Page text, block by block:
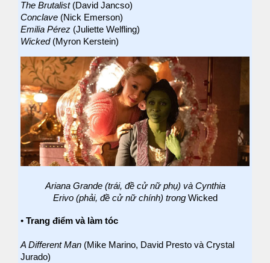
The Brutalist(David Jancso)
Conclave (Nick Emerson)
Emilia Pérez (Juliette Welfling)
Wicked(Myron Kerstein)
Ariana Grande (trái, đề cử nữ phụ) và Cynthia
Erivo (phải, đề cử nữ chính) trongWicked
• Trang điểm và làm tóc
A Different Man (Mike Marino, David Presto và Crystal
Jurado)